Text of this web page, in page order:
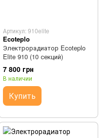
Артикул: 910elite
Ecoteplo
Электрорадиатор Ecoteplo
Elite 910 (10 секций)
7 800 грн
В наличии
Купить